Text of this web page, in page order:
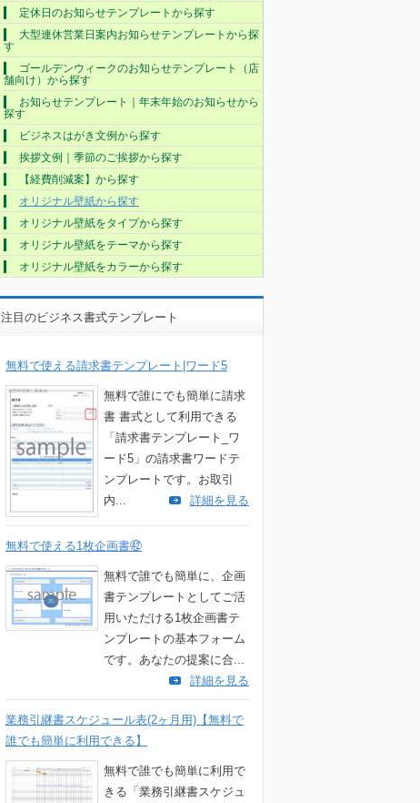
定休日のお知らせテンプレートから探す
大型連休営業日案内お知らせテンプレートから探
す
ゴールデンウィークのお知らせテンプレート（店
舗向け）から探す
お知らせテンプレート｜年末年始のお知らせから
探す
ビジネスはがき文例から探す
挨拶文例｜季節のご挨拶から探す
【経費削減案】から探す
オリジナル壁紙から探す
オリジナル壁紙をタイプから探す
オリジナル壁紙をテーマから探す
オリジナル壁紙をカラーから探す
注目のビジネス書式テンプレート
無料で使える請求書テンプレート|ワード5
無料で誰にでも簡単に請求
書 書式として利用できる
「請求書テンプレート_ワ
ード5」の請求書ワードテ
ンプレートです。お取引
内...
詳細を見る
無料で使える1枚企画書㊷
無料で誰でも簡単に、企画
書テンプレートとしてご活
用いただける1枚企画書テ
ンプレートの基本フォーム
です。あなたの提案に合...
詳細を見る
業務引継書スケジュール表(2ヶ月用)【無料で
誰でも簡単に利用できる】
無料で誰でも簡単に利用で
きる「業務引継書スケジュ